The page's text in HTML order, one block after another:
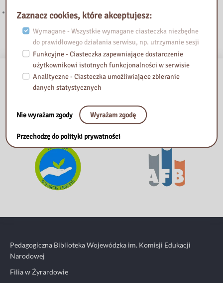
Znamy laureatów IV edycji konkursu czytelniczego
Pedagogiczna Biblioteka Wojewódzka im. Komisji Edukacji
Narodowej
Filia w Żyrardowie
Zaznacz cookies, które akceptujesz:
Wymagane - Wszystkie wymagane ciasteczka niezbędne
do prawidłowego działania serwisu, np. utrzymanie sesji
Funkcyjne - Ciasteczka zapewniające dostarczenie
użytkownikowi istotnych funkcjonalności w serwisie
Analityczne - Ciasteczka umożliwiające zbieranie
danych statystycznych
Nie wyrażam zgody Wyrażam zgodę
Przechodzę do polityki prywatności